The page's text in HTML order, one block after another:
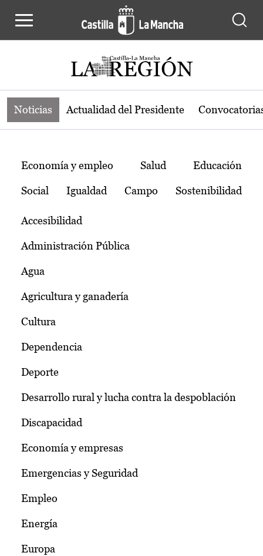
Noticias de la región de Castilla-La
Noticias Actualidad del Presidente
Temas
Economía y empleo Salud Educación
Social Igualdad Campo Sostenibilidad
Accesibilidad
Administración Pública
Agua
Agricultura y ganadería
Cultura
Dependencia
Deporte
Desarrollo rural y lucha contra la despoblación
Discapacidad
Economía y empresas
Emergencias y Seguridad
Empleo
Energía
Europa